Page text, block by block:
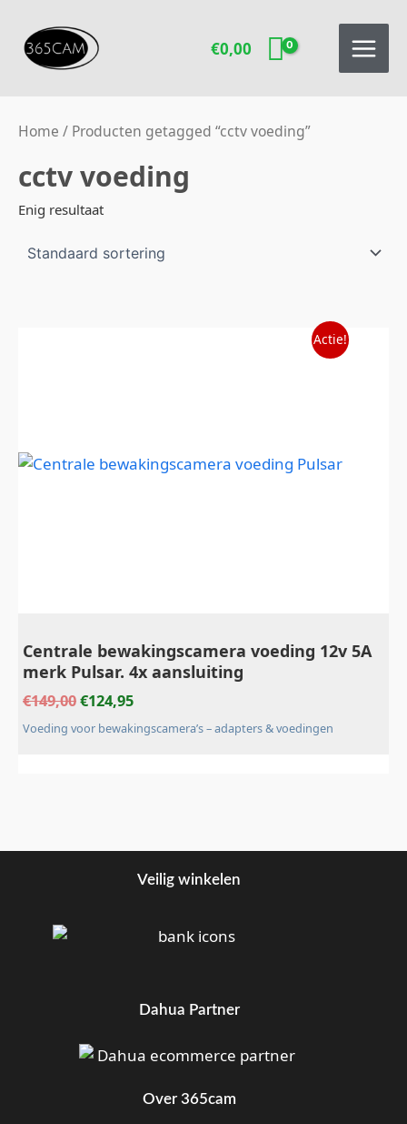
naar
€0,00
Home / Producten getagged “cctv voeding”
cctv voeding
Enig resultaat
Actie!
Centrale bewakingscamera voeding 12v 5A
merk Pulsar. 4x aansluiting
€149,00€124,95
Voeding voor bewakingscamera’s – adapters & voedingen
Veilig winkelen
Dahua Partner
Over 365cam